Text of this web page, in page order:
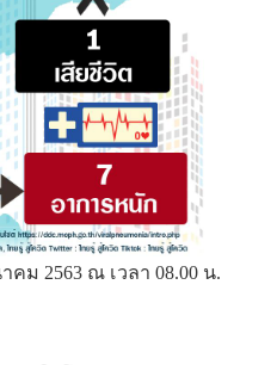
คม 2563 ณ เวลา 08.00 น.